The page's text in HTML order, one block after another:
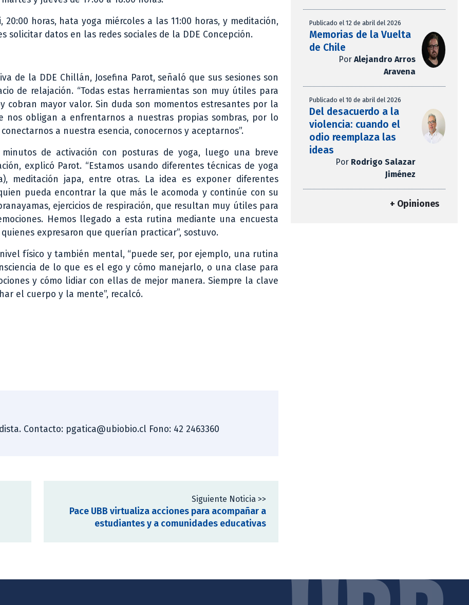
horas, hata yoga miércoles a las 11:00 horas, y meditación,
solicitar datos en las redes sociales de la DDE Concepción.
de la DDE Chillán, Josefina Parot, señaló que sus sesiones son
de relajación. “Todas estas herramientas son muy útiles para
cobran mayor valor. Sin duda son momentos estresantes por la
nos obligan a enfrentarnos a nuestras propias sombras, por lo
a nuestra esencia, conocernos y aceptarnos”.
de activación con posturas de yoga, luego una breve
explicó Parot. “Estamos usando diferentes técnicas de yoga
meditación japa, entre otras. La idea es exponer diferentes
pueda encontrar la que más le acomoda y continúe con su
ejercicios de respiración, que resultan muy útiles para
Hemos llegado a esta rutina mediante una encuesta
expresaron que querían practicar”, sostuvo.
físico y también mental, “puede ser, por ejemplo, una rutina
de lo que es el ego y cómo manejarlo, o una clase para
y cómo lidiar con ellas de mejor manera. Siempre la clave
el cuerpo y la mente”, recalcó.
Contacto: pgatica@ubiobio.cl Fono: 42 2463360
Siguiente Noticia >>
Pace UBB virtualiza acciones para acompañar a
estudiantes y a comunidades educativas
Publicado el 12 de abril del 2026
Memorias de la Vuelta
de Chile
Por Alejandro Arros
Aravena
Publicado el 10 de abril del 2026
Del desacuerdo a la
violencia: cuando el
odio reemplaza las
ideas
Por Rodrigo Salazar
Jiménez
+ Opiniones